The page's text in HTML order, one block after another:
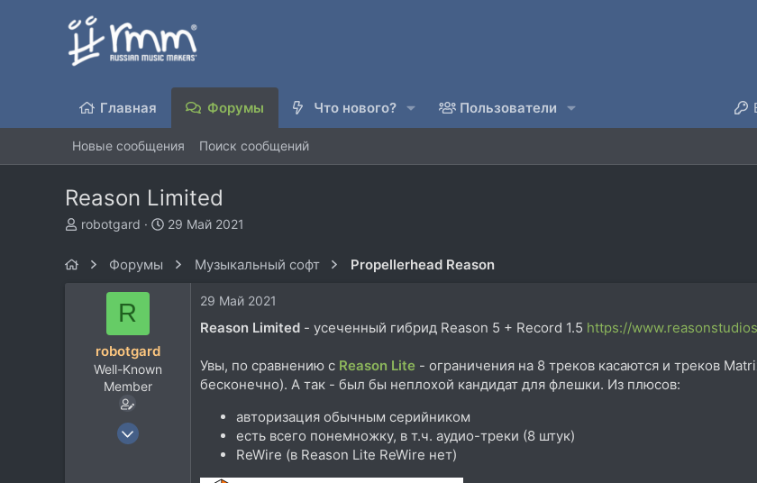
Главная Форумы Что нового? Пользователи
Новые сообщения Поиск сообщений
Reason Limited
А
robotgard
Д
29 Май 2021
Форумы Музыкальный софт Propellerhead Reason
R
robotgard
Well-Known
Member
9 Сен 2018
29 Май 2021
Reason Limited - усеченный гибрид Reason 5 + Record 1.5 https://
Увы, по сравнению с Reason Lite - ограничения на 8 треков касаются и треков
бесконечно). А так - был бы неплохой кандидат для флешки. Из плюсов:
авторизация обычным серийником
есть всего понемножку, в т.ч. аудио-треки (8 штук)
ReWire (в Reason Lite ReWire нет)